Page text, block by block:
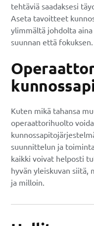
tehtäviä saadaksesi
Aseta tavoitteet
ylimmältä johdolta
suunnan että fokuksen.
Kuten mikä tahansa
operaattorihuolto
suunnittelun ja
kaikki voivat helposti
hyvän yleiskuvan siitä,
ja milloin.